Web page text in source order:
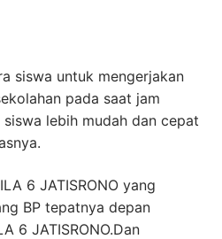
siswa untuk mengerjakan
pada saat jam
lebih mudah dan cepat
6 JATISRONO yang
BP tepatnya depan
6 JATISRONO.Dan